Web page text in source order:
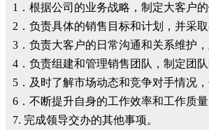
1．根据公司的业务战略，制定大客户
2．负责具体的销售目标和计划，并采
3．负责大客户的日常沟通和关系维护
4．负责组建和管理销售团队，制定团
5．及时了解市场动态和竞争对手情况
6．不断提升自身的工作效率和工作质
7. 完成领导交办的其他事项。